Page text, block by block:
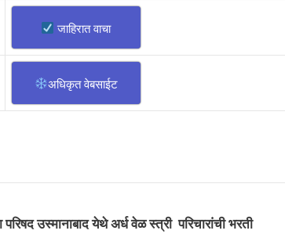
जाहिरात वाचा
अधिकृत वेबसाईट
परिषद उस्मानाबाद येथे अर्ध वेळ स्त्री परिचारांची भरती